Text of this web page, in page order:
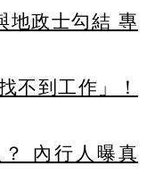
地政士勾結 專
不到工作」！
內行人曝真